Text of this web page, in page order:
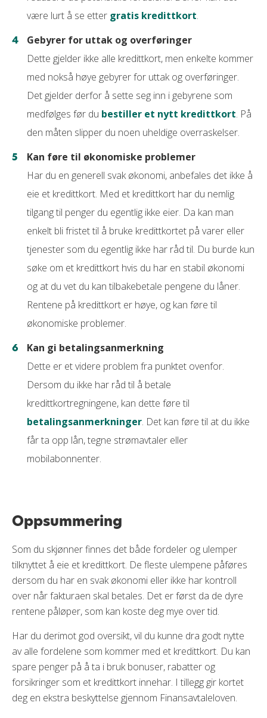
være lurt å se etter gratis kredittkort.
Gebyrer for uttak og overføringer
Dette gjelder ikke alle kredittkort, men enkelte kommer
med nokså høye gebyrer for uttak og overføringer.
Det gjelder derfor å sette seg inn i gebyrene som
medfølges før du bestiller et nytt kredittkort. På
den måten slipper du noen uheldige overraskelser.
Kan føre til økonomiske problemer
Har du en generell svak økonomi, anbefales det ikke å
eie et kredittkort. Med et kredittkort har du nemlig
tilgang til penger du egentlig ikke eier. Da kan man
enkelt bli fristet til å bruke kredittkortet på varer eller
tjenester som du egentlig ikke har råd til. Du burde kun
søke om et kredittkort hvis du har en stabil økonomi
og at du vet du kan tilbakebetale pengene du låner.
Rentene på kredittkort er høye, og kan føre til
økonomiske problemer.
Kan gi betalingsanmerkning
Dette er et videre problem fra punktet ovenfor.
Dersom du ikke har råd til å betale
kredittkortregningene, kan dette føre til
betalingsanmerkninger. Det kan føre til at du ikke
får ta opp lån, tegne strømavtaler eller
mobilabonnenter.
Oppsummering
Som du skjønner finnes det både fordeler og ulemper
tilknyttet å eie et kredittkort. De fleste ulempene påføres
dersom du har en svak økonomi eller ikke har kontroll
over når fakturaen skal betales. Det er først da de dyre
rentene påløper, som kan koste deg mye over tid.
Har du derimot god oversikt, vil du kunne dra godt nytte
av alle fordelene som kommer med et kredittkort. Du kan
spare penger på å ta i bruk bonuser, rabatter og
forsikringer som et kredittkort innehar. I tillegg gir kortet
deg en ekstra beskyttelse gjennom Finansavtaleloven.